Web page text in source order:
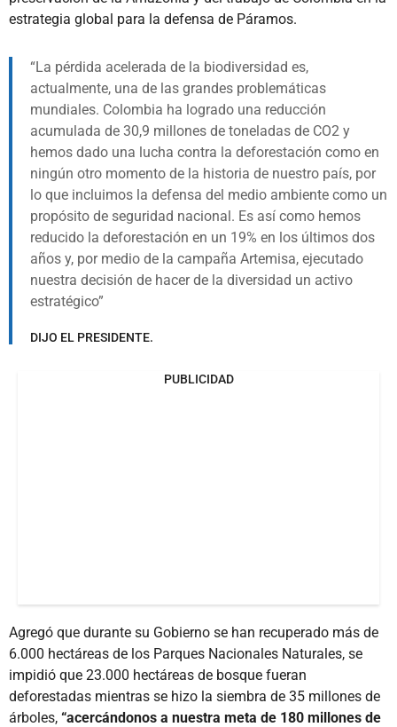
estrategia global para la defensa de Páramos.
La pérdida acelerada de la biodiversidad es,
actualmente, una de las grandes problemáticas
mundiales. Colombia ha logrado una reducción
acumulada de 30,9 millones de toneladas de CO2 y
hemos dado una lucha contra la deforestación como en
ningún otro momento de la historia de nuestro país, por
lo que incluimos la defensa del medio ambiente como un
propósito de seguridad nacional. Es así como hemos
reducido la deforestación en un 19% en los últimos dos
años y, por medio de la campaña Artemisa, ejecutado
nuestra decisión de hacer de la diversidad un activo
estratégico
DIJO EL PRESIDENTE.
PUBLICIDAD
Agregó que durante su Gobierno se han recuperado más de
6.000 hectáreas de los Parques Nacionales Naturales, se
impidió que 23.000 hectáreas de bosque fueran
deforestadas mientras se hizo la siembra de 35 millones de
árboles, “acercándonos a nuestra meta de 180 millones de